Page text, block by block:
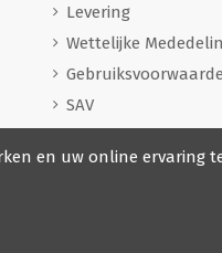
Levering
Wettelijke
SAV
Veilige betaling
en uw online